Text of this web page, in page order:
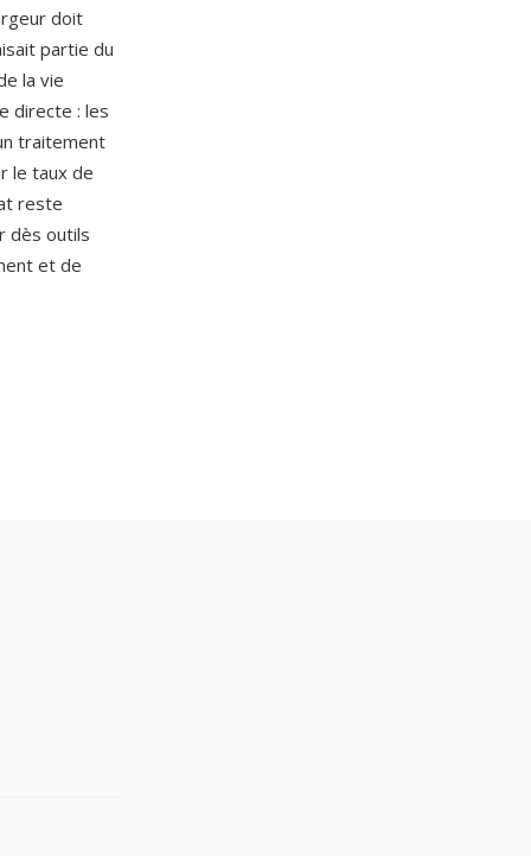
doit
partie du
la vie
directe : les
traitement
le taux de
reste
dès outils
et de